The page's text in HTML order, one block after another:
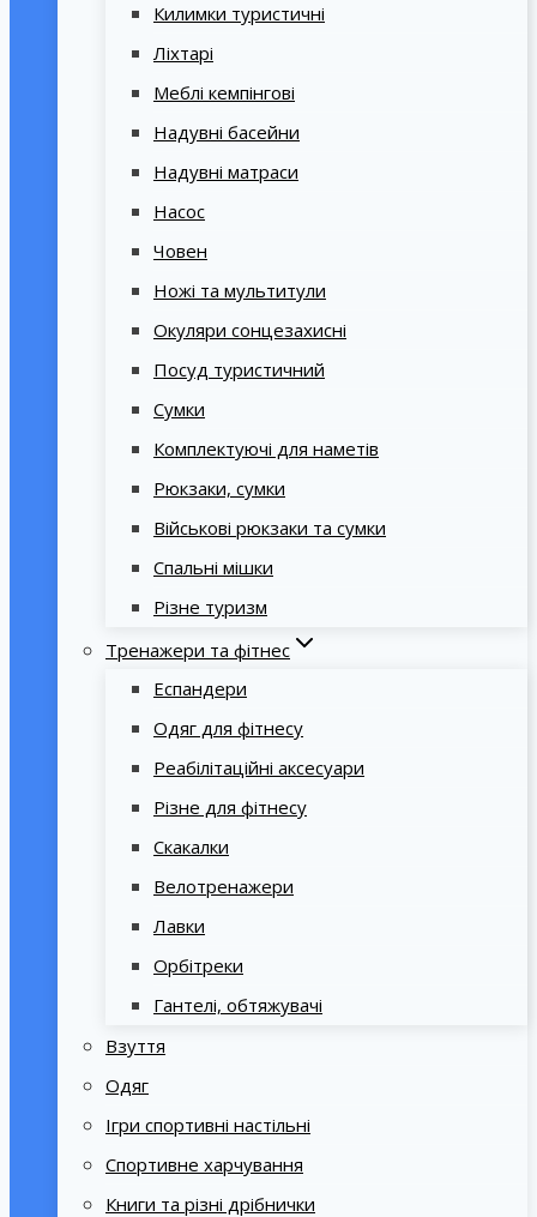
Килимки туристичні
Ліхтарі
Меблі кемпінгові
Надувні басейни
Надувні матраси
Насос
Човен
Ножі та мультитули
Окуляри сонцезахисні
Посуд туристичний
Сумки
Комплектуючі для наметів
Рюкзаки, сумки
Військові рюкзаки та сумки
Спальні мішки
Різне туризм
Тренажери та фітнес
Еспандери
Одяг для фітнесу
Реабілітаційні аксесуари
Різне для фітнесу
Скакалки
Велотренажери
Лавки
Орбітреки
Гантелі, обтяжувачі
Взуття
Одяг
Ігри спортивні настільні
Спортивне харчування
Книги та різні дрібнички